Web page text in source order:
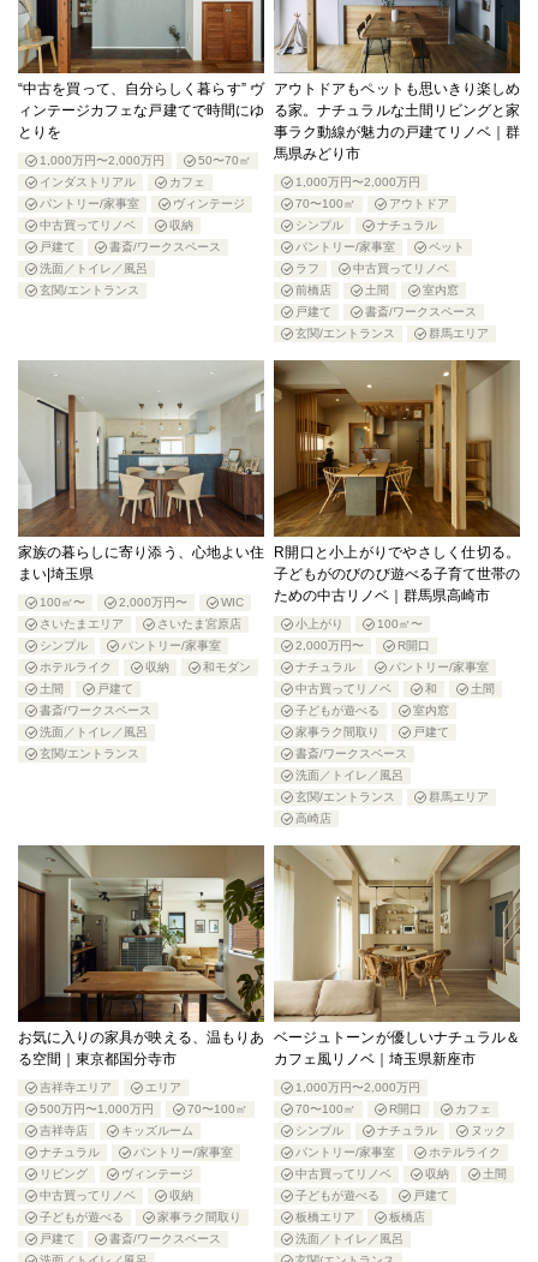
“中古を買って、自分らしく暮らす” ヴ
ィンテージカフェな戸建てで時間にゆ
とりを
1,000万円〜2,000万円
50〜70㎡
インダストリアル
カフェ
パントリー/家事室
ヴィンテージ
中古買ってリノベ
収納
戸建て
書斎/ワークスペース
洗面／トイレ／風呂
玄関/エントランス
アウトドアもペットも思いきり楽しめ
る家。ナチュラルな土間リビングと家
事ラク動線が魅力の戸建てリノベ｜群
馬県みどり市
1,000万円〜2,000万円
70〜100㎡
アウトドア
シンプル
ナチュラル
パントリー/家事室
ペット
ラフ
中古買ってリノベ
前橋店
土間
室内窓
戸建て
書斎/ワークスペース
玄関/エントランス
群馬エリア
家族の暮らしに寄り添う、心地よい住
まい|埼玉県
100㎡〜 2,000万円〜
WIC
さいたまエリア
さいたま宮原店
シンプル
パントリー/家事室
ホテルライク
収納
和モダン
土間
戸建て
書斎/ワークスペース
洗面／トイレ／風呂
玄関/エントランス
R開口と小上がりでやさしく仕切る。
子どもがのびのび遊べる子育て世帯の
ための中古リノベ｜群馬県高崎市
小上がり
100㎡〜
2,000万円〜
R開口
ナチュラル
パントリー/家事室
中古買ってリノベ
和
土間
子どもが遊べる
室内窓
家事ラク間取り
戸建て
書斎/ワークスペース
洗面／トイレ／風呂
玄関/エントランス
群馬エリア
高崎店
お気に入りの家具が映える、温もりあ
る空間｜東京都国分寺市
吉祥寺エリア
エリア
500万円〜1,000万円
70〜100㎡
吉祥寺店
キッズルーム
ナチュラル
パントリー/家事室
リビング
ヴィンテージ
中古買ってリノベ
収納
子どもが遊べる
家事ラク間取り
戸建て
書斎/ワークスペース
ベージュトーンが優しいナチュラル＆
カフェ風リノベ｜埼玉県新座市
1,000万円〜2,000万円
70〜100㎡
R開口
カフェ
シンプル
ナチュラル
ヌック
パントリー/家事室
ホテルライク
中古買ってリノベ
収納
土間
子どもが遊べる
戸建て
板橋エリア
板橋店
洗面／トイレ／風呂